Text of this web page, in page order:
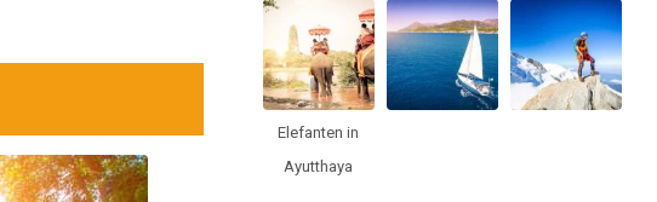
Elefanten in
Ayutthaya